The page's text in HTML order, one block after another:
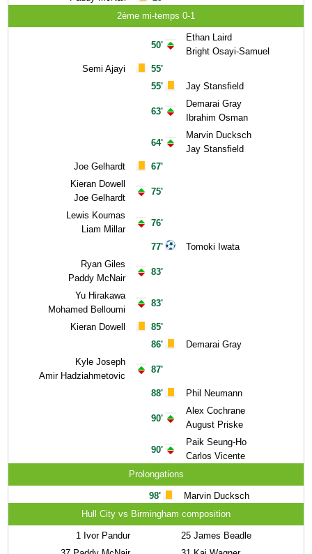
2ème mi-temps 0-1
Semi Ajayi
Joe Gelhardt
Kieran Dowell
Joe Gelhardt
Lewis Koumas
Liam Millar
Ryan Giles
Paddy McNair
Yu Hirakawa
Mohamed Belloumi
Kieran Dowell
Kyle Joseph
Amir Hadziahmetovic
50'
55'
55'
63'
64'
67'
75'
76'
77'
83'
83'
85'
86'
87'
88'
90'
90'
Ethan Laird
Bright Osayi-Samuel
Jay Stansfield
Demarai Gray
Ibrahim Osman
Marvin Ducksch
Jay Stansfield
Tomoki Iwata
Demarai Gray
Phil Neumann
Alex Cochrane
August Priske
Paik Seung-Ho
Carlos Vicente
Prolongations
98'
Marvin Ducksch
Hull City vs Birmingham composition
1 Ivor Pandur
25 James Beadle